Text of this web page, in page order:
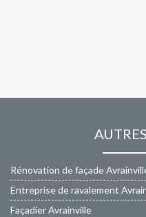
Rénovation de façade
Entreprise de ravalement
Façadier Avrainville